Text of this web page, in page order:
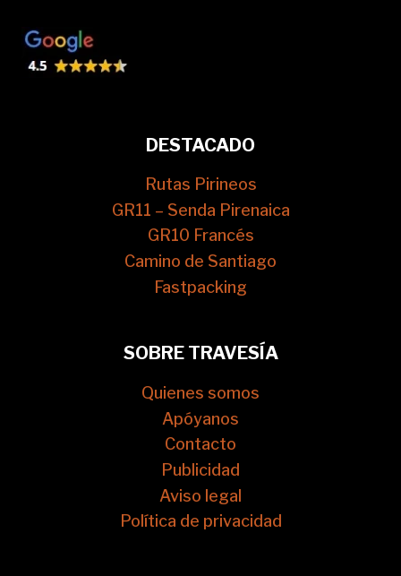
DESTACADO
Rutas Pirineos
GR11 – Senda Pirenaica
GR10 Francés
Camino de Santiago
Fastpacking
SOBRE TRAVESÍA
Quienes somos
Apóyanos
Contacto
Publicidad
Aviso legal
Política de privacidad